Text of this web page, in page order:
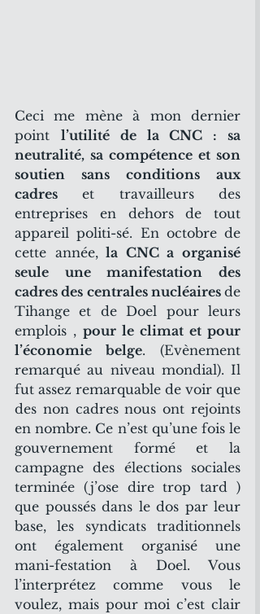
Ceci me mène à mon dernier
point l’utilité de la CNC : sa
neutralité, sa compétence et son
soutien sans conditions aux
cadres et travailleurs des
entreprises en dehors de tout
appareil politi-sé. En octobre de
cette année, la CNC a organisé
seule une manifestation des
cadres des centrales nucléaires de
Tihange et de Doel pour leurs
emplois , pour le climat et pour
l’économie belge. (Evènement
remarqué au niveau mondial). Il
fut assez remarquable de voir que
des non cadres nous ont rejoints
en nombre. Ce n’est qu’une fois le
gouvernement formé et la
campagne des élections sociales
terminée (j’ose dire trop tard )
que poussés dans le dos par leur
base, les syndicats traditionnels
ont également organisé une
mani-festation à Doel. Vous
l’interprétez comme vous le
voulez, mais pour moi c’est clair